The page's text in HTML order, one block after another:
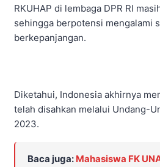
RKUHAP di lembaga DPR RI
sehingga berpotensi mengalami
berkepanjangan.
Diketahui, Indonesia akhirnya
telah disahkan melalui Undang-
2023.
Baca juga: Mahasiswa FK